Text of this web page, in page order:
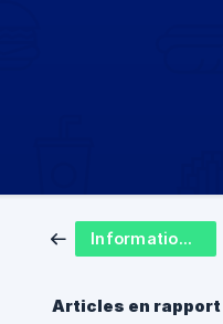
Informations générales
Articles en rapport